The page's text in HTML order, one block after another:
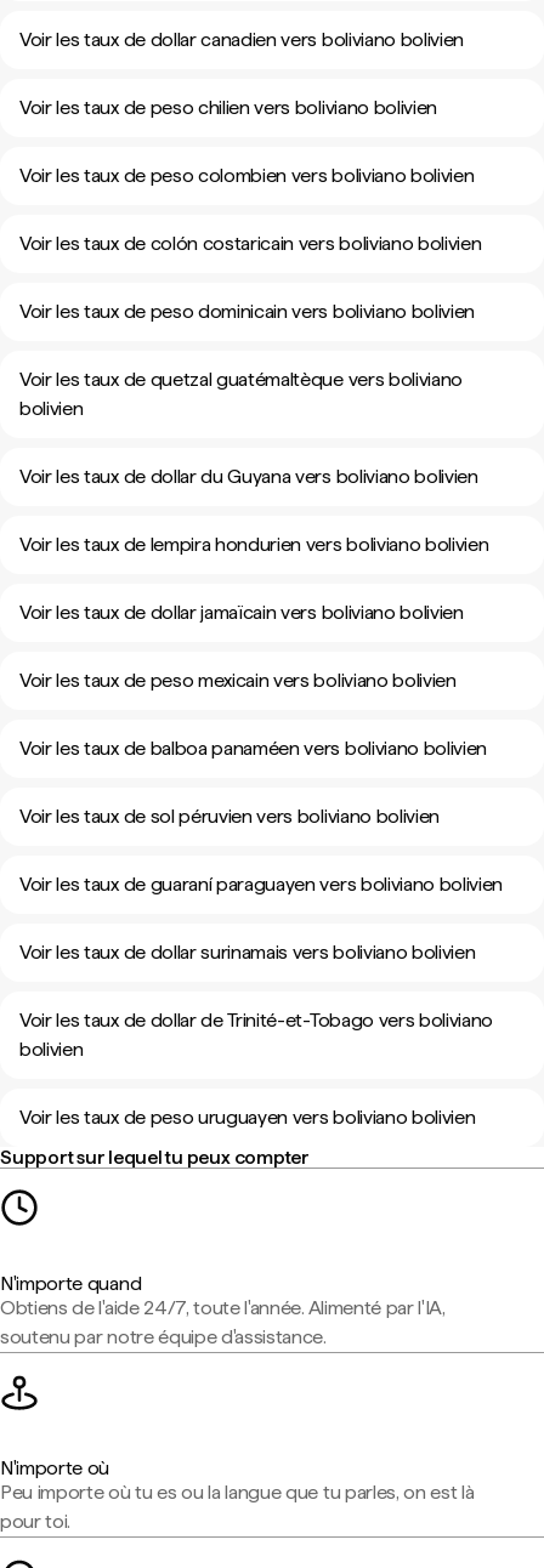
Voir les taux de dollar canadien vers boliviano bolivien
Voir les taux de peso chilien vers boliviano bolivien
Voir les taux de peso colombien vers boliviano bolivien
Voir les taux de colón costaricain vers boliviano bolivien
Voir les taux de peso dominicain vers boliviano bolivien
Voir les taux de quetzal guatémaltèque vers boliviano
bolivien
Voir les taux de dollar du Guyana vers boliviano bolivien
Voir les taux de lempira hondurien vers boliviano bolivien
Voir les taux de dollar jamaïcain vers boliviano bolivien
Voir les taux de peso mexicain vers boliviano bolivien
Voir les taux de balboa panaméen vers boliviano bolivien
Voir les taux de sol péruvien vers boliviano bolivien
Voir les taux de guaraní paraguayen vers boliviano bolivien
Voir les taux de dollar surinamais vers boliviano bolivien
Voir les taux de dollar de Trinité-et-Tobago vers boliviano
bolivien
Voir les taux de peso uruguayen vers boliviano bolivien
Support sur lequel tu peux compter
N'importe quand
Obtiens de l'aide 24/7, toute l'année. Alimenté par l'IA,
soutenu par notre équipe d'assistance.
N'importe où
Peu importe où tu es ou la langue que tu parles, on est là
pour toi.